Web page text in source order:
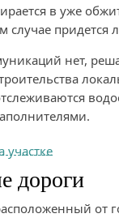
в уже
случае
нет,
дороги
от